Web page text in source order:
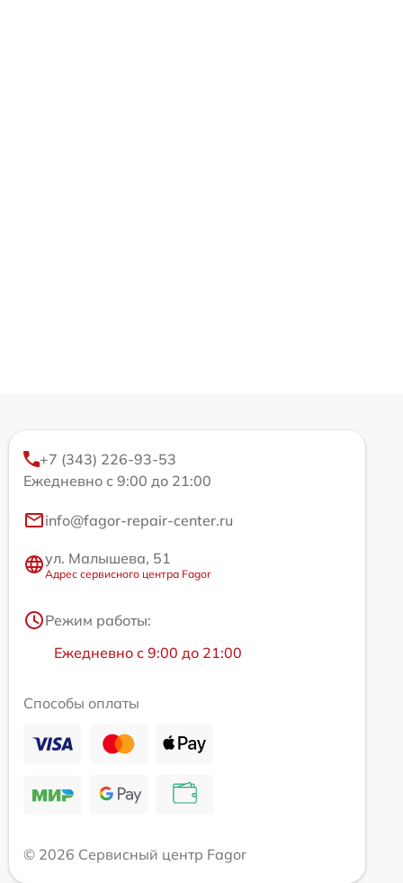
+7 (343) 226-93-53
Ежедневно с 9:00 до 21:00
info@fagor-repair-center.ru
ул. Малышева, 51
Адрес сервисного центра Fagor
Режим работы:
Ежедневно с 9:00 до 21:00
Способы оплаты
© 2026 Сервисный центр Fagor